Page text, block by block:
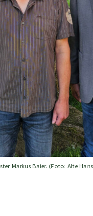
Markus Baier. (Foto: Alte